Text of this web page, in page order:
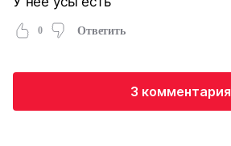
0 Ответить
3 комментария